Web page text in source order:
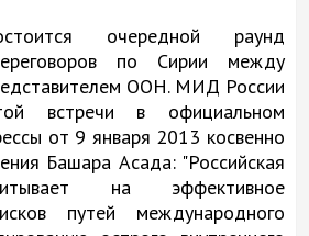
очередной раунд
по Сирии между
ООН. МИД России
встречи в официальном
от 9 января 2013 косвенно
Башара Асада: "Российская
на эффективное
путей международного